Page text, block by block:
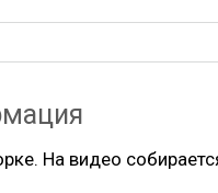
На видео